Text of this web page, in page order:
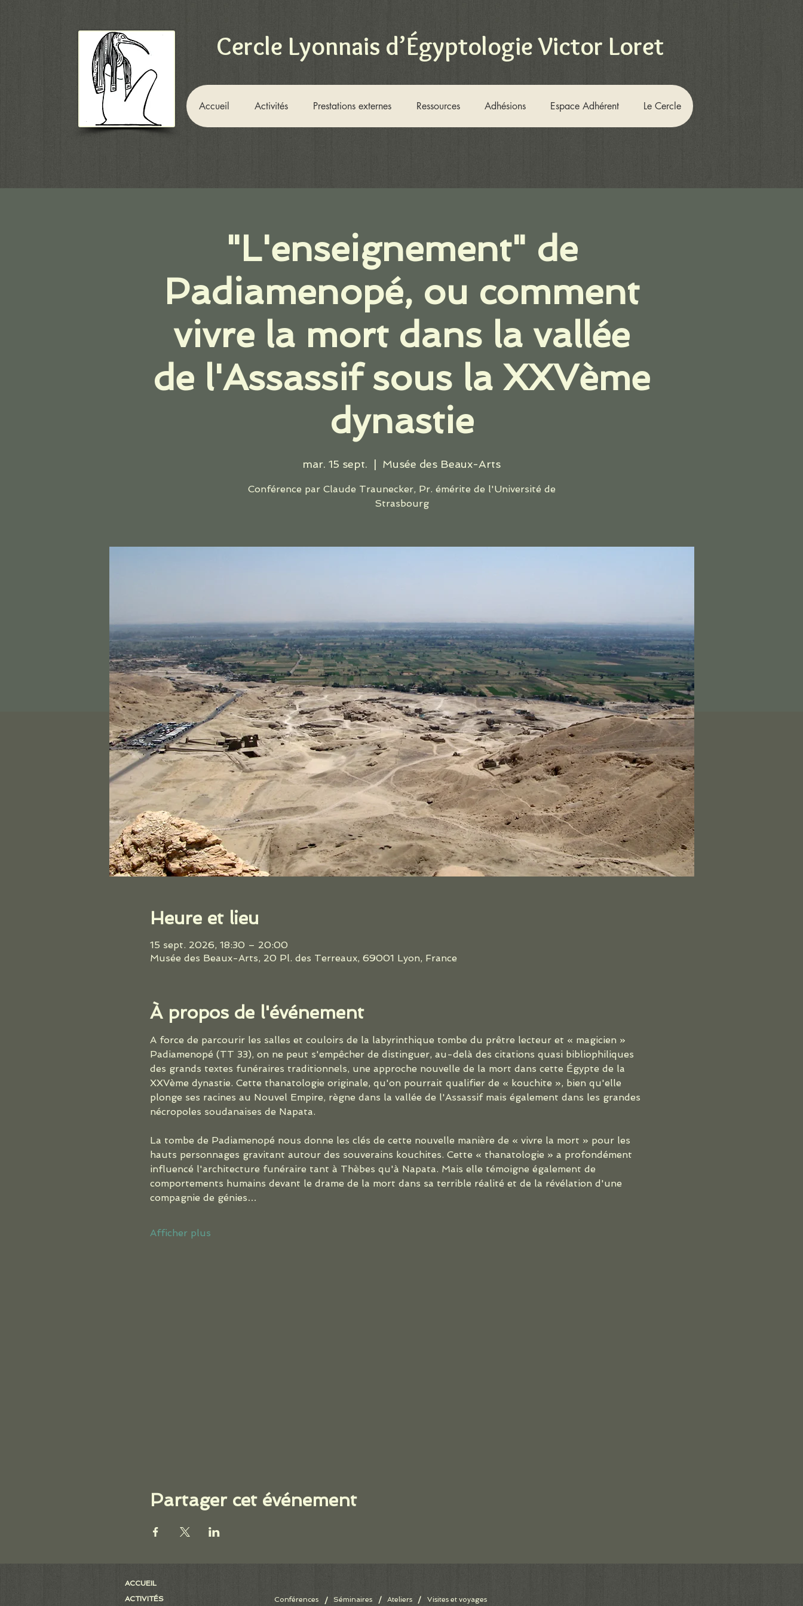
Cercle Lyonnais d’Égyptologie Victor Loret
Accueil Activités Prestations externes Ressources Adhésions Espace Adhérent Le Cercle
"L'enseignement" de
Padiamenopé, ou comment
vivre la mort dans la vallée
de l'Assassif sous la XXVème
dynastie
mar. 15 sept. Musée des Beaux-Arts
Conférence par Claude Traunecker, Pr. émérite de l'Université de
Strasbourg
Heure et lieu
15 sept. 2026, 18:30 – 20:00
Musée des Beaux-Arts, 20 Pl. des Terreaux, 69001 Lyon, France
À propos de l'événement
A force de parcourir les salles et couloirs de la labyrinthique tombe du prêtre lecteur et « magicien »
Padiamenopé (TT 33), on ne peut s'empêcher de distinguer, au-delà des citations quasi bibliophiliques
des grands textes funéraires traditionnels, une approche nouvelle de la mort dans cette Égypte de la
XXVème dynastie. Cette thanatologie originale, qu'on pourrait qualifier de « kouchite », bien qu'elle
plonge ses racines au Nouvel Empire, règne dans la vallée de l'Assassif mais également dans les grandes
nécropoles soudanaises de Napata.
La tombe de Padiamenopé nous donne les clés de cette nouvelle manière de « vivre la mort » pour les
hauts personnages gravitant autour des souverains kouchites. Cette « thanatologie » a profondément
influencé l'architecture funéraire tant à Thèbes qu'à Napata. Mais elle témoigne également de
comportements humains devant le drame de la mort dans sa terrible réalité et de la révélation d'une
compagnie de génies…
Afficher plus
Partager cet événement
ACCUEIL
ACTIVITÉS
Conférences / Séminaires / Ateliers / Visites et voyages